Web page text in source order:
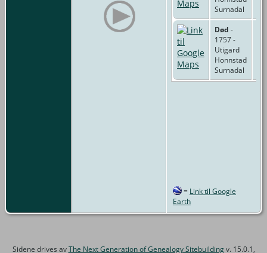
Surnadal
Død -
1757 -
Utigard
Honnstad
Surnadal
= Link til Google
Earth
Sidene drives avThe Next Generation of Genealogy Sitebuildingv. 15.0.1,